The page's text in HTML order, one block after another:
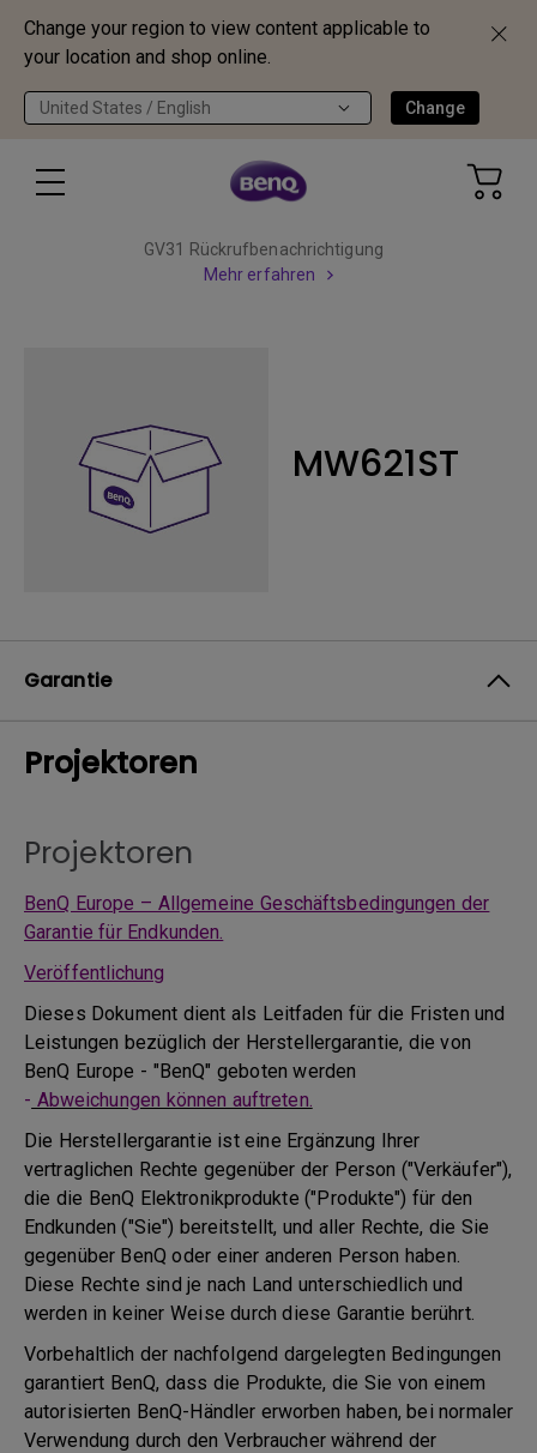
Change your region to view content applicable to
your location and shop online.
United States / English Change
GV31 Rückrufbenachrichtigung
Mehr erfahren
MW621ST
Garantie
Projektoren
Projektoren
BenQ Europe – Allgemeine Geschäftsbedingungen der
Garantie für Endkunden.
Veröffentlichung
Dieses Dokument dient als Leitfaden für die Fristen und
Leistungen bezüglich der Herstellergarantie, die von
BenQ Europe - "BenQ" geboten werden
- Abweichungen können auftreten.
Die Herstellergarantie ist eine Ergänzung Ihrer
vertraglichen Rechte gegenüber der Person ("Verkäufer"),
die die BenQ Elektronikprodukte ("Produkte") für den
Endkunden ("Sie") bereitstellt, und aller Rechte, die Sie
gegenüber BenQ oder einer anderen Person haben.
Diese Rechte sind je nach Land unterschiedlich und
werden in keiner Weise durch diese Garantie berührt.
Vorbehaltlich der nachfolgend dargelegten Bedingungen
garantiert BenQ, dass die Produkte, die Sie von einem
autorisierten BenQ-Händler erworben haben, bei normaler
Verwendung durch den Verbraucher während der